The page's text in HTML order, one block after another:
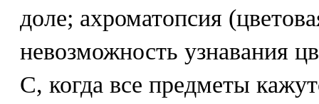
доле; ахроматопсия
невозможность узнавания
С, когда все предметы